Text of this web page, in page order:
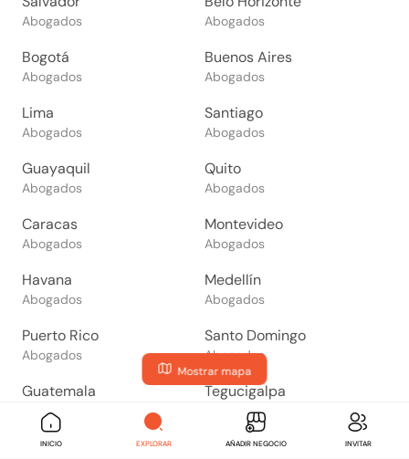
Mostrar mapa
Abogados Abogados
Bogotá
Abogados
Buenos Aires
Abogados
Lima
Abogados
Santiago
Abogados
Guayaquil
Abogados
Quito
Abogados
Caracas
Abogados
Montevideo
Abogados
Havana
Abogados
Medellín
Abogados
Puerto Rico
Abogados
Santo Domingo
Abogados
Guatemala
Abogados
Tegucigalpa
Abogados
San Salvador Managua
INICIO EXPLORAR AÑADIR NEGOCIO INVITAR